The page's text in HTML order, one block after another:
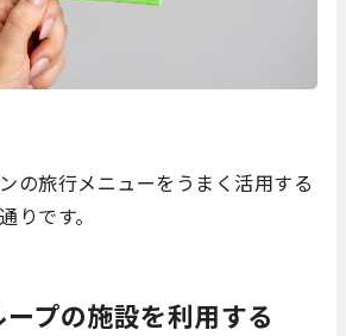
の旅行メニューをうまく活用する
りです。
プの施設を利用する